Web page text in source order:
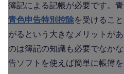
簿記による記帳が必要です。
青色申告特別控除を受けるこ
がるという大きなメリットが
のは簿記の知識も必要でなか
告ソフトを使えば簡単に帳簿を